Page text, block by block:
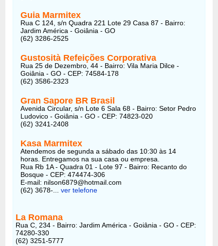
Guia Marmitex
Rua C 124, s/n Quadra 221 Lote 29 Casa 87 - Bairro:
Jardim América - Goiânia - GO
(62) 3286-2525
Gustosità Refeições Corporativa
Rua 25 de Dezembro, 44 - Bairro: Vila Maria Dilce -
Goiânia - GO - CEP: 74584-178
(62) 3586-2323
Gran Sapore BR Brasil
Avenida Circular, s/n Lote 6 Sala 68 - Bairro: Setor Pedro
Ludovico - Goiânia - GO - CEP: 74823-020
(62) 3241-2408
Kasa Marmitex
Atendemos de segunda a sábado das 10:30 às 14
horas. Entregamos na sua casa ou empresa.
Rua Rb 1A - Quadra 01 - Lote 97 - Bairro: Recanto do
Bosque - CEP: 474474-306
E-mail: nilson6879@hotmail.com
(62) 3678-...ver telefone
La Romana
Rua C, 234 - Bairro: Jardim América - Goiânia - GO - CEP:
74280-330
(62) 3251-5777